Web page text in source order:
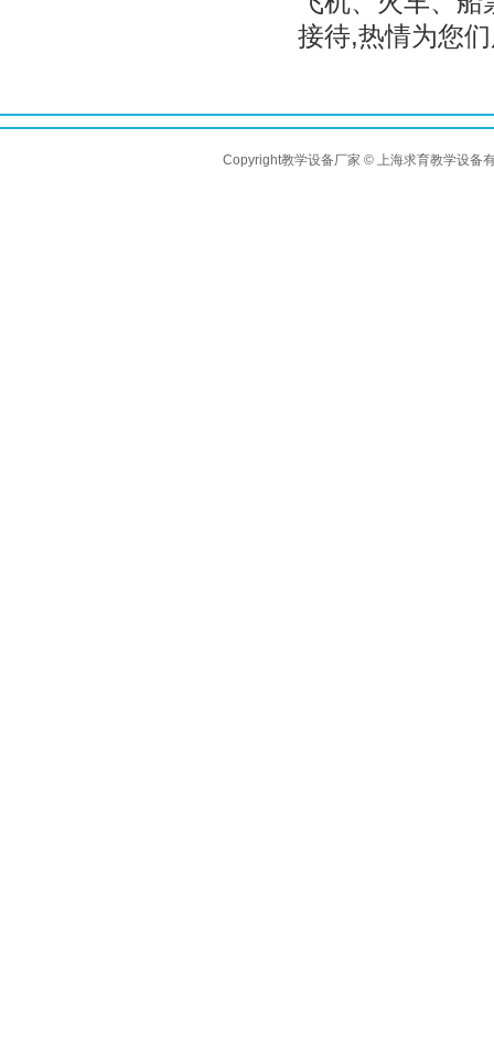
接待,热情为您
Copyright教学设备厂家 © 上海求育教学设备